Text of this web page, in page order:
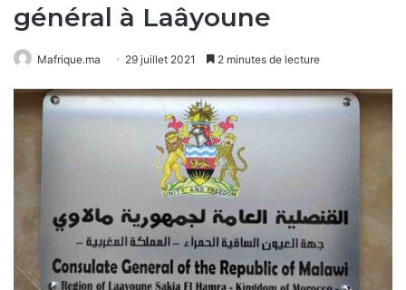
général à Laâyoune
Mafrique.ma 29 juillet 2021 2 minutes de lecture